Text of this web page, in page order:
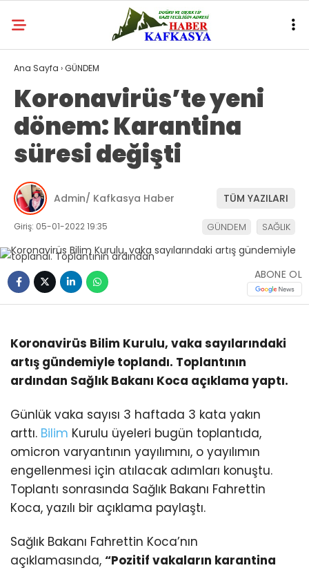
Ana Sayfa ›GÜNDEM
Koronavirüs’te yeni
dönem: Karantina
süresi değişti
Admin/ Kafkasya Haber TÜM YAZILARI
Giriş: 05-01-2022 19:35 GÜNDEM SAĞLIK
ABONE OL
Koronavirüs Bilim Kurulu, vaka sayılarındaki
artış gündemiyle toplandı. Toplantının
ardından Sağlık Bakanı Koca açıklama yaptı.
Günlük vaka sayısı 3 haftada 3 kata yakın
arttı. Bilim Kurulu üyeleri bugün toplantıda,
omicron varyantının yayılımını, o yayılımın
engellenmesi için atılacak adımları konuştu.
Toplantı sonrasında Sağlık Bakanı Fahrettin
Koca, yazılı bir açıklama paylaştı.
Sağlık Bakanı Fahrettin Koca’nın
açıklamasında, “Pozitif vakaların karantina